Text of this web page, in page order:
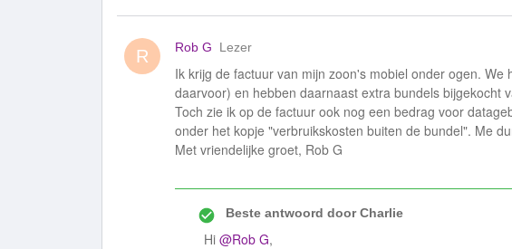
R Rob G Lezer
Ik krijg de factuur van mijn zoon's mobiel onder ogen.
daarvoor) en hebben daarnaast extra bundels bijgekocht
Toch zie ik op de factuur ook nog een bedrag voor
onder het kopje "verbruikskosten buiten de bundel". Me
Met vriendelijke groet, Rob G
Beste antwoord doorCharlie
Hi @Rob G,